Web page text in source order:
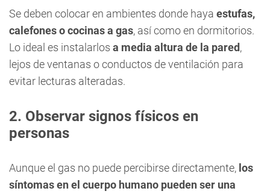
Se deben colocar en ambientes donde haya estufas,
calefones o cocinas a gas, así como en dormitorios.
Lo ideal es instalarlos a media altura de la pared,
lejos de ventanas o conductos de ventilación para
evitar lecturas alteradas.
2. Observar signos físicos en
personas
Aunque el gas no puede percibirse directamente, los
síntomas en el cuerpo humano pueden ser una